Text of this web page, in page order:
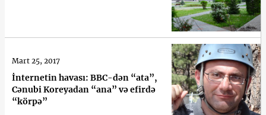
İnternetin havası: BBC-dən “ata”,
Cənubi Koreyadan “ana” və efirdə
“körpə”
Mart 25, 2017